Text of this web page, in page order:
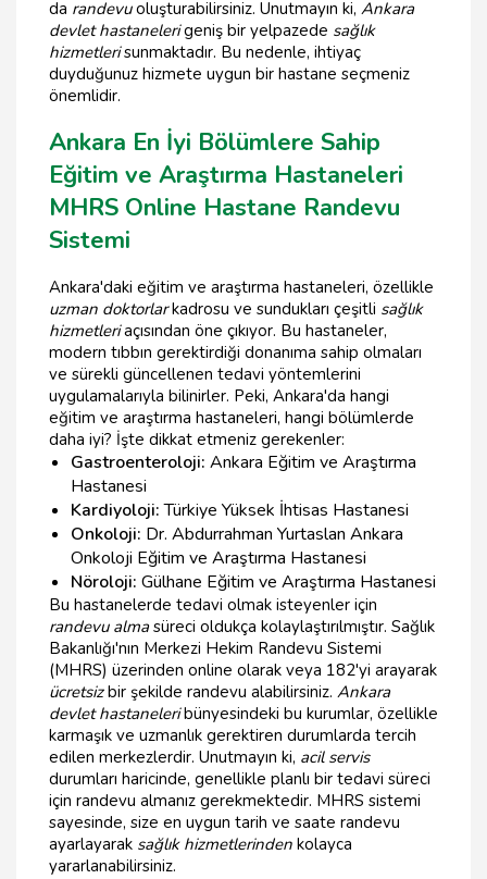
da randevuoluşturabilirsiniz. Unutmayın ki, Ankara
devlet hastanelerigeniş bir yelpazede sağlık
hizmetlerisunmaktadır. Bu nedenle, ihtiyaç
duyduğunuz hizmete uygun bir hastane seçmeniz
önemlidir.
Ankara En İyi Bölümlere Sahip
Eğitim ve Araştırma Hastaneleri
MHRS Online Hastane Randevu
Sistemi
Ankara'daki eğitim ve araştırma hastaneleri, özellikle
uzman doktorlarkadrosu ve sundukları çeşitli sağlık
hizmetleriaçısından öne çıkıyor. Bu hastaneler,
modern tıbbın gerektirdiği donanıma sahip olmaları
ve sürekli güncellenen tedavi yöntemlerini
uygulamalarıyla bilinirler. Peki, Ankara'da hangi
eğitim ve araştırma hastaneleri, hangi bölümlerde
daha iyi? İşte dikkat etmeniz gerekenler:
Gastroenteroloji: Ankara Eğitim ve Araştırma
Hastanesi
Kardiyoloji:Türkiye Yüksek İhtisas Hastanesi
Onkoloji: Dr. Abdurrahman Yurtaslan Ankara
Onkoloji Eğitim ve Araştırma Hastanesi
Nöroloji: Gülhane Eğitim ve Araştırma Hastanesi
Bu hastanelerde tedavi olmak isteyenler için
randevu almasüreci oldukça kolaylaştırılmıştır. Sağlık
Bakanlığı'nın Merkezi Hekim Randevu Sistemi
(MHRS) üzerinden online olarak veya 182'yi arayarak
ücretsizbir şekilde randevu alabilirsiniz. Ankara
devlet hastaneleribünyesindeki bu kurumlar, özellikle
karmaşık ve uzmanlık gerektiren durumlarda tercih
edilen merkezlerdir. Unutmayın ki, acil servis
durumları haricinde, genellikle planlı bir tedavi süreci
için randevu almanız gerekmektedir. MHRS sistemi
sayesinde, size en uygun tarih ve saate randevu
ayarlayarak sağlık hizmetlerinden kolayca
yararlanabilirsiniz.